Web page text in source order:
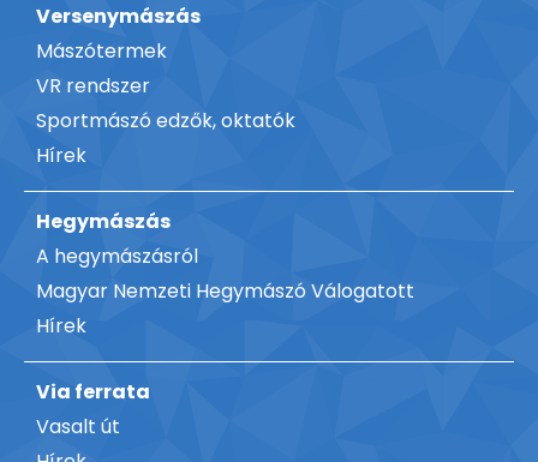
Versenymászás
Mászótermek
VR rendszer
Sportmászó edzők, oktatók
Hírek
Hegymászás
A hegymászásról
Magyar Nemzeti Hegymászó Válogatott
Hírek
Via ferrata
Vasalt út